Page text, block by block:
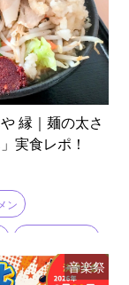
縁｜麺の太さ
実食レポ！
ン
#ランチ #山形市
音楽祭